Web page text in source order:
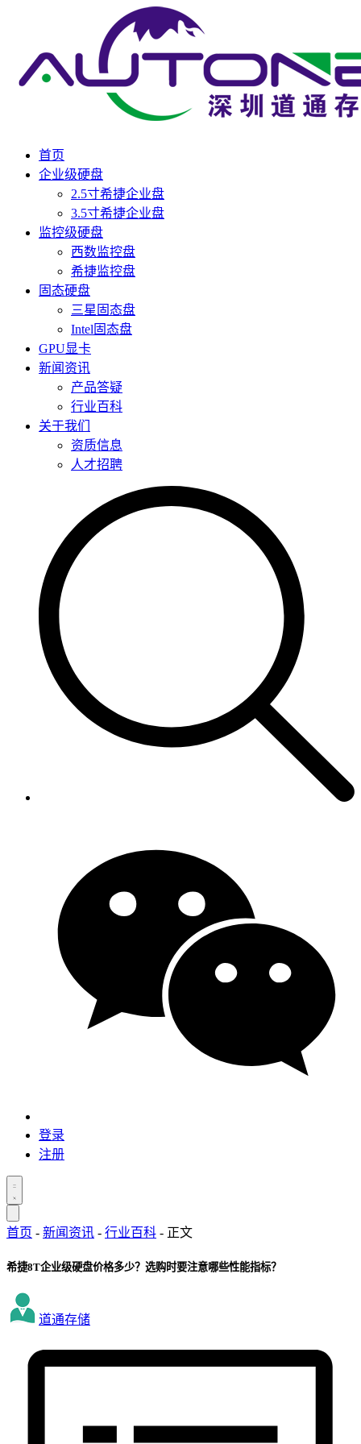
首页
企业级硬盘
2.5寸希捷企业盘
3.5寸希捷企业盘
监控级硬盘
西数监控盘
希捷监控盘
固态硬盘
三星固态盘
Intel固态盘
GPU显卡
新闻资讯
产品答疑
行业百科
关于我们
资质信息
人才招聘
登录
注册
首页 - 新闻资讯 - 行业百科 - 正文
希捷8T企业级硬盘价格多少？选购时要注意哪些性能指标？
道通存储